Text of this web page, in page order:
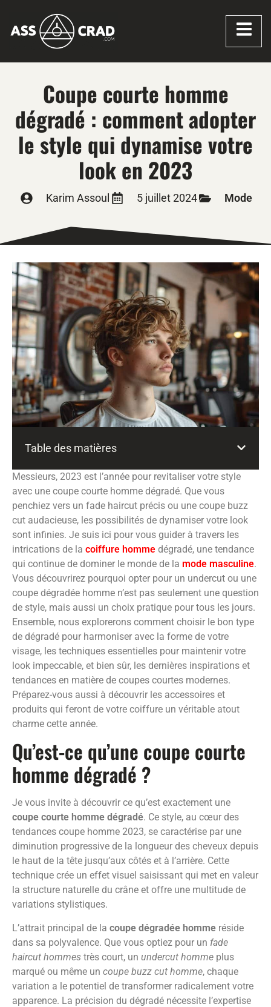
Coupe courte homme
dégradé : comment adopter
le style qui dynamise votre
look en 2023
Karim Assoul 5 juillet 2024 Mode
Table des matières
Messieurs, 2023 est l’année pour revitaliser votre style
avec une coupe courte homme dégradé. Que vous
penchiez vers un fade haircut précis ou une coupe buzz
cut audacieuse, les possibilités de dynamiser votre look
sont infinies. Je suis ici pour vous guider à travers les
intrications de la coiffure homme dégradé, une tendance
qui continue de dominer le monde de la mode masculine.
Vous découvrirez pourquoi opter pour un undercut ou une
coupe dégradée homme n’est pas seulement une question
de style, mais aussi un choix pratique pour tous les jours.
Ensemble, nous explorerons comment choisir le bon type
de dégradé pour harmoniser avec la forme de votre
visage, les techniques essentielles pour maintenir votre
look impeccable, et bien sûr, les dernières inspirations et
tendances en matière de coupes courtes modernes.
Préparez-vous aussi à découvrir les accessoires et
produits qui feront de votre coiffure un véritable atout
charme cette année.
Qu’est-ce qu’une coupe courte
homme dégradé ?
Je vous invite à découvrir ce qu’est exactement une
coupe courte homme dégradé. Ce style, au cœur des
tendances coupe homme 2023, se caractérise par une
diminution progressive de la longueur des cheveux depuis
le haut de la tête jusqu’aux côtés et à l’arrière. Cette
technique crée un effet visuel saisissant qui met en valeur
la structure naturelle du crâne et offre une multitude de
variations stylistiques.
L’attrait principal de la coupe dégradée homme réside
dans sa polyvalence. Que vous optiez pour un fade
haircut hommes très court, un undercut homme plus
marqué ou même un coupe buzz cut homme, chaque
variation a le potentiel de transformer radicalement votre
apparence. La précision du dégradé nécessite l’expertise